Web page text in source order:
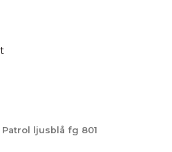
Patrol ljusblå fg 801